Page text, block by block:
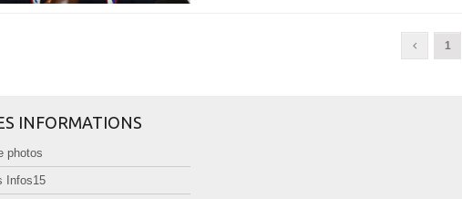
1
INFORMATIONS
photos
Infos15